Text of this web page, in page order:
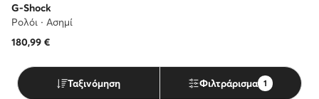
G-Shock
Ρολόι · Ασημί
180,99 €
Ταξινόμηση Φιλτράρισμα 1